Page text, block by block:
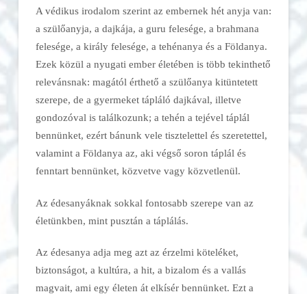
A védikus irodalom szerint az embernek hét anyja van:
a szülőanyja, a dajkája, a guru felesége, a brahmana
felesége, a király felesége, a tehénanya és a Földanya.
Ezek közül a nyugati ember életében is több tekinthető
relevánsnak: magától érthető a szülőanya kitüntetett
szerepe, de a gyermeket tápláló dajkával, illetve
gondozóval is találkozunk; a tehén a tejével táplál
bennünket, ezért bánunk vele tisztelettel és szeretettel,
valamint a Földanya az, aki végső soron táplál és
fenntart bennünket, közvetve vagy közvetlenül.
Az édesanyáknak sokkal fontosabb szerepe van az
életünkben, mint pusztán a táplálás.
Az édesanya adja meg azt az érzelmi köteléket,
biztonságot, a kultúra, a hit, a bizalom és a vallás
magvait, ami egy életen át elkísér bennünket. Ezt a